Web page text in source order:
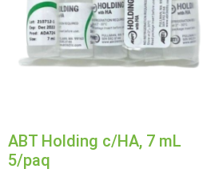
ABT Holding c/HA, 7 mL
5/paq